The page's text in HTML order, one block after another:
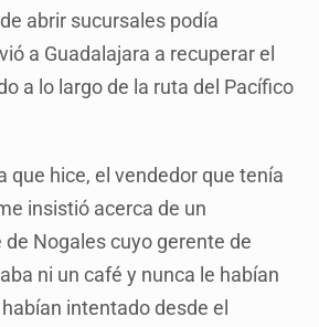
abrir sucursales podía
a Guadalajara a recuperar el
a lo largo de la ruta del Pacífico
que hice, el vendedor que tenía
insistió acerca de un
Nogales cuyo gerente de
ni un café y nunca le habían
intentado desde el